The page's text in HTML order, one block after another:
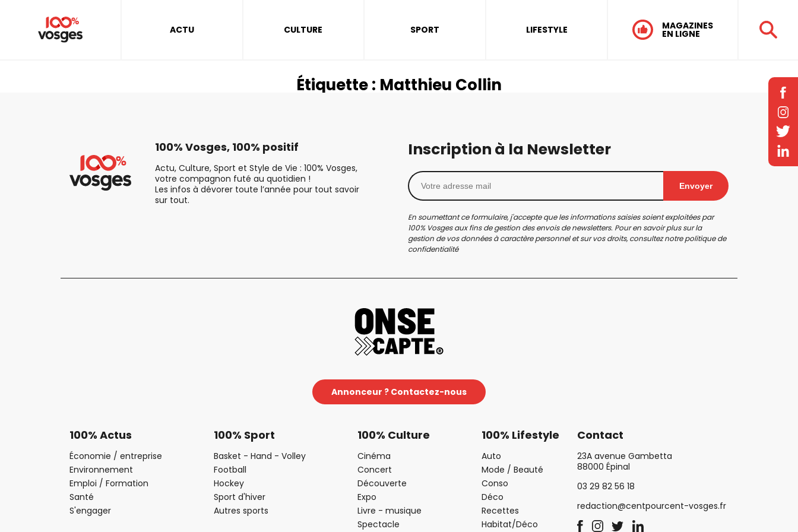
ACTU CULTURE SPORT LIFESTYLE MAGAZINES
EN LIGNE
Étiquette : Matthieu Collin
100% Vosges, 100% positif
Actu, Culture, Sport et Style de Vie : 100% Vosges,
votre compagnon futé au quotidien !
Les infos à dévorer toute l’année pour tout savoir
sur tout.
Inscription à la Newsletter
Envoyer
En soumettant ce formulaire, j'accepte que les informations saisies soient exploitées par
100% Vosges aux fins de gestion des envois de newsletters. Pour en savoir plus sur la
gestion de vos données à caractère personnel et sur vos droits, consultez notrepolitique de
confidentialité
Annonceur ? Contactez-nous
100% Actus
Économie / entreprise
Environnement
Emploi / Formation
Santé
S'engager
100% Sport
Basket - Hand - Volley
Football
Hockey
Sport d'hiver
Autres sports
100% Culture
Cinéma
Concert
Découverte
Expo
Livre - musique
Spectacle
100% Lifestyle
Auto
Mode / Beauté
Conso
Déco
Recettes
Habitat/Déco
Contact
23A avenue Gambetta
88000 Épinal
03 29 82 56 18
redaction@centpourcent-vosges.fr